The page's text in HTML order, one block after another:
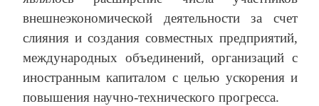
внешнеэкономической деятельности за счет
слияния и создания совместных предприятий,
международных объединений, организаций с
иностранным капиталом с целью ускорения и
повышения научно-технического прогресса.